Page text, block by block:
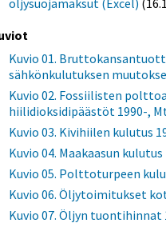
Kuvio 01.
sähkönkulutuksen
Kuvio 02. Fossiilisten
hiilidioksidipäästöt 1990-,
Kuvio 03. Kivihiilen kulutus
Kuvio 04. Maakaasun
Kuvio 05. Polttoturpeen
Kuvio 06. Öljytoimitukset
Kuvio 07. Öljyn tuontihinnat